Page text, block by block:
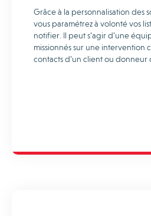
Grâce à la personnalisation des
vous paramétrez à volonté vos
notifier. Il peut s’agir d’une
missionnés sur une intervention
contacts d’un client ou donneur